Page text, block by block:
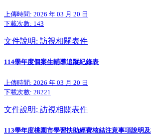
上傳時間: 2026 年 03 月 20 日
下載次數: 143
文件說明: 訪視相關表件
114學年度個案生輔導追蹤紀錄表
上傳時間: 2026 年 03 月 20 日
下載次數: 28221
文件說明: 訪視相關表件
113學年度桃園市學習扶助經費核結注意事項說明